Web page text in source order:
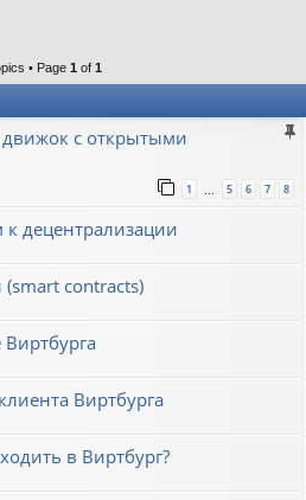
• Page 1 of 1
с открытыми
1 … 5 6 7 8
децентрализации
contracts)
Виртбурга
в Виртбург?